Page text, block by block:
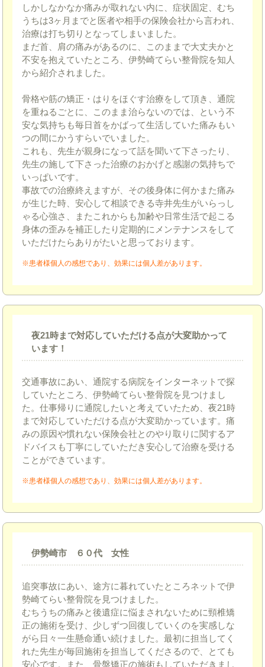
しかしなかなか痛みが取れない内に、症状固定、むち
うちは3ヶ月までと医者や相手の保険会社から言われ、
治療は打ち切りとなってしまいました。
まだ首、肩の痛みがあるのに、このままで大丈夫かと
不安を抱えていたところ、伊勢崎てらい整骨院を知人
から紹介されました。
骨格や筋の矯正・はりをほぐす治療をして頂き、通院
を重ねるごとに、このまま治らないのでは、という不
安な気持ちも毎日首をかばって生活していた痛みもい
つの間にかうすらいでいました。
これも、先生が親身になって話を聞いて下さったり、
先生の施して下さった治療のおかげと感謝の気持ちで
いっぱいです。
事故での治療終えますが、その後身体に何かまた痛み
が生じた時、安心して相談できる寺井先生がいらっし
ゃる心強さ、またこれからも加齢や日常生活で起こる
身体の歪みを補正したり定期的にメンテナンスをして
いただけたらありがたいと思っております。
※患者様個人の感想であり、効果には個人差があります。
夜21時まで対応していただける点が大変助かって
います！
交通事故にあい、通院する病院をインターネットで探
していたところ、伊勢崎てらい整骨院を見つけまし
た。仕事帰りに通院したいと考えていたため、夜21時
まで対応していただける点が大変助かっています。痛
みの原因や慣れない保険会社とのやり取りに関するア
ドバイスも丁寧にしていただき安心して治療を受ける
ことができています。
※患者様個人の感想であり、効果には個人差があります。
伊勢崎市 ６０代 女性
追突事故にあい、途方に暮れていたところネットで伊
勢崎てらい整骨院を見つけました。
むちうちの痛みと後遺症に悩まされないために頸椎矯
正の施術を受け、少しずつ回復していくのを実感しな
がら日々一生懸命通い続けました。最初に担当してく
れた先生が毎回施術を担当してくださるので、とても
安心です。また、骨盤矯正の施術もしていただきまし